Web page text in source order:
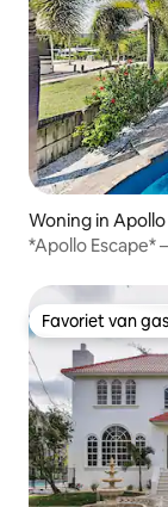
Woning in
*Apollo Escape*
Favoriet van
Favoriet van